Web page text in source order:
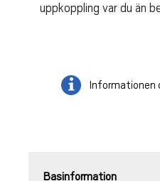
uppkoppling var du än
Informationen
Basinformation